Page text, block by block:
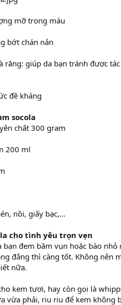
mỡ trong máu
bớt chán nản
răng: giúp da bạn tránh được
đề kháng
socola
chất 300 gram
200 ml
nồi, giấy bạc,…
cho tình yêu trọn vẹn
bạn đem băm vụn hoặc bào
đắng thì càng tốt. Không nên
nữa.
kem tươi, hay còn gọi là
vừa phải, riu riu để kem không